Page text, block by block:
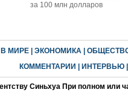
за 100 млн долларов
В МИРЕ| ЭКОНОМИКА|
КОММЕНТАРИИ
ИНТЕРВЬЮ
Синьхуа При полном или